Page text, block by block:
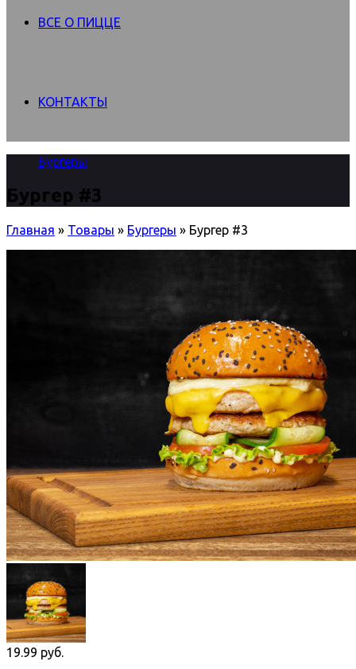
ВСЕ О ПИЦЦЕ
КОНТАКТЫ
Бургеры
Бургер #3
Главная » Товары » Бургеры » Бургер #3
19.99 руб.